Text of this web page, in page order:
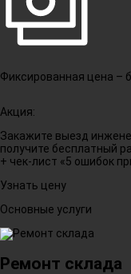
Фиксированная цена –
Акция:
Закажите выезд
получите бесплатный
+ чек-лист «5 ошибок
Узнать цену
Основные услуги
Ремонт склада